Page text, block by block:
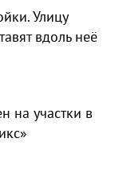
Улицу
вдоль неё
на участки в